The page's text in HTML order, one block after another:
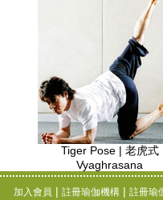
Tiger Pose | 老虎式
Vyaghrasana
加入會員 | 註冊瑜伽機構 | 註冊瑜